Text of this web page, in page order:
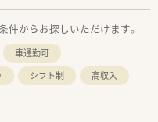
からお探しいただけます。
車通勤可
シフト制
高収入